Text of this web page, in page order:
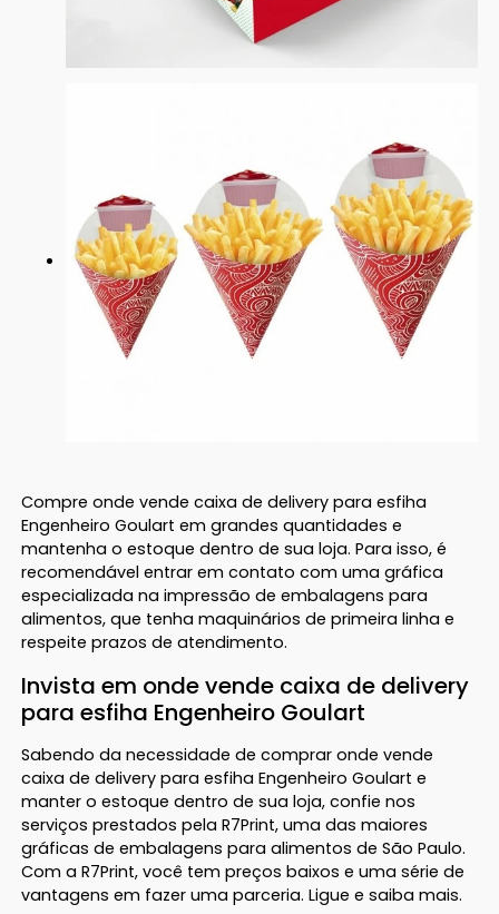
Compre onde vende caixa de delivery para esfiha
Engenheiro Goulart em grandes quantidades e
mantenha o estoque dentro de sua loja. Para isso, é
recomendável entrar em contato com uma gráfica
especializada na impressão de embalagens para
alimentos, que tenha maquinários de primeira linha e
respeite prazos de atendimento.
Invista em onde vende caixa de delivery
para esfiha Engenheiro Goulart
Sabendo da necessidade de comprar onde vende
caixa de delivery para esfiha Engenheiro Goulart e
manter o estoque dentro de sua loja, confie nos
serviços prestados pela R7Print, uma das maiores
gráficas de embalagens para alimentos de São Paulo.
Com a R7Print, você tem preços baixos e uma série de
vantagens em fazer uma parceria. Ligue e saiba mais.